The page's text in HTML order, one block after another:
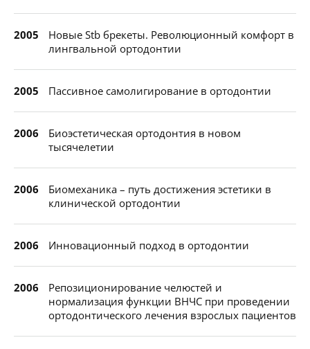
2005
Новые Stb брекеты. Революционный комфорт в
лингвальной ортодонтии
2005 Пассивное самолигирование в ортодонтии
2006
Биоэстетическая ортодонтия в новом
тысячелетии
2006
Биомеханика – путь достижения эстетики в
клинической ортодонтии
2006 Инновационный подход в ортодонтии
2006
Репозиционирование челюстей и
нормализация функции ВНЧС при проведении
ортодонтического лечения взрослых пациентов